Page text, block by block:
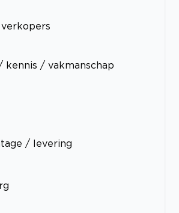
kennis / vakmanschap
/ levering